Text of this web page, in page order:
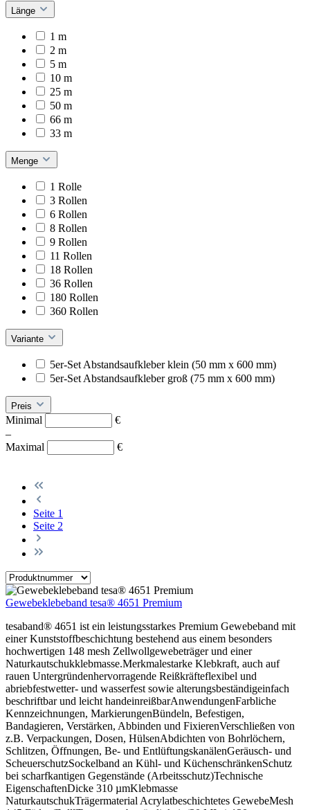
Länge
1 m
2 m
5 m
10 m
25 m
50 m
66 m
33 m
Menge
1 Rolle
3 Rollen
6 Rollen
8 Rollen
9 Rollen
11 Rollen
18 Rollen
36 Rollen
180 Rollen
360 Rollen
Variante
5er-Set Abstandsaufkleber klein (50 mm x 600 mm)
5er-Set Abstandsaufkleber groß (75 mm x 600 mm)
Preis
Minimal
€
–
Maximal
€
Seite 1
Seite 2
Gewebeklebeband tesa® 4651 Premium
tesaband® 4651 ist ein leistungsstarkes Premium Gewebeband mit
einer Kunststoffbeschichtung bestehend aus einem besonders
hochwertigen 148 mesh Zellwollgewebeträger und einer
Naturkautschukklebmasse.Merkmalestarke Klebkraft, auch auf
rauen Untergründenhervorragende Reißkräfteflexibel und
abriebfestwetter- und wasserfest sowie alterungsbeständigeinfach
beschriftbar und leicht handeinreißbarAnwendungenFarbliche
Kennzeichnungen, MarkierungenBündeln, Befestigen,
Bandagieren, Verstärken, Abbinden und FixierenVerschließen von
z.B. Verpackungen, Dosen, HülsenAbdichten von Bohrlöchern,
Schlitzen, Öffnungen, Be- und EntlüftungskanälenGeräusch- und
ScheuerschutzSockelband an Kühl- und KüchenschränkenSchutz
bei scharfkantigen Gegenstände (Arbeitsschutz)Technische
EigenschaftenDicke 310 µmKlebmasse
NaturkautschukTrägermaterial Acrylatbeschichtetes GewebeMesh